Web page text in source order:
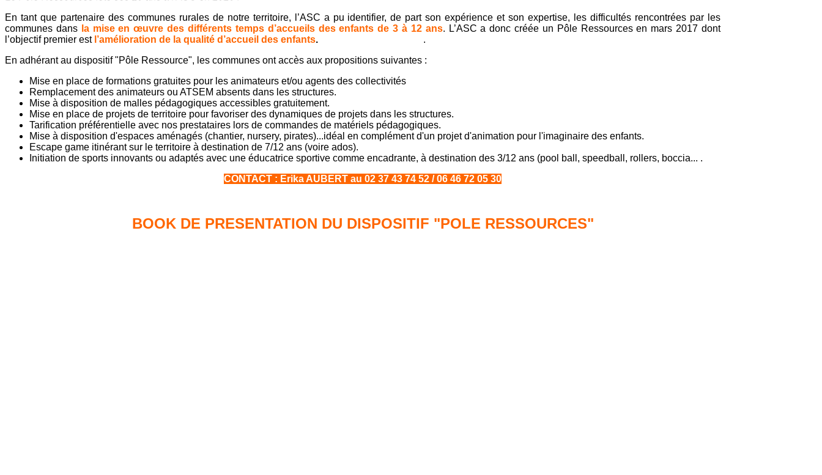
En tant que partenaire des communes rurales de notre territoire, l’ASC a pu identifier, de part son expérience et son expertise, les difficultés rencontrées par les
communes dans la mise en œuvre des différents temps d’accueils des enfants de 3 à 12 ans. L’ASC a donc créée un Pôle Ressources en mars 2017 dont
l’objectif premier est l’amélioration de la qualité d’accueil des enfants. .
En adhérant au dispositif "Pôle Ressource", les communes ont accès aux propositions suivantes :
Mise en place de formations gratuites pour les animateurs et/ou agents des collectivités
Remplacement des animateurs ou ATSEM absents dans les structures.
Mise à disposition de malles pédagogiques accessibles gratuitement.
Mise en place de projets de territoire pour favoriser des dynamiques de projets dans les structures.
Tarification préférentielle avec nos prestataires lors de commandes de matériels pédagogiques.
Mise à disposition d'espaces aménagés (chantier, nursery, pirates)...idéal en complément d'un projet d'animation pour l'imaginaire des enfants.
Escape game itinérant sur le territoire à destination de 7/12 ans (voire ados).
Initiation de sports innovants ou adaptés avec une éducatrice sportive comme encadrante, à destination des 3/12 ans (pool ball, speedball, rollers, boccia... .
CONTACT : Erika AUBERT au 02 37 43 74 52 / 06 46 72 05 30
BOOK DE PRESENTATION DU DISPOSITIF "POLE RESSOURCES"